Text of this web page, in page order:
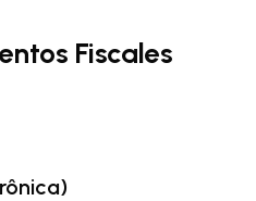
Fiscales